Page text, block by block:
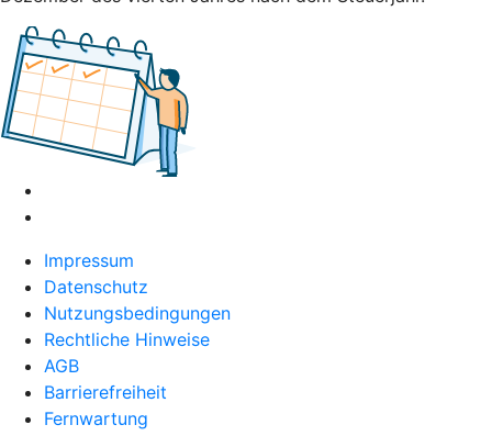
Impressum
Datenschutz
Nutzungsbedingungen
Rechtliche Hinweise
AGB
Barrierefreiheit
Fernwartung